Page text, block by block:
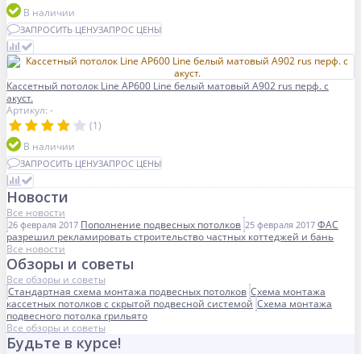
В наличии
ЗАПРОСИТЬ ЦЕНУЗАПРОС ЦЕНЫ
Кассетный потолок Line AP600 Line белый матовый А902 rus перф. с
акуст.
Артикул: -
(1)
В наличии
ЗАПРОСИТЬ ЦЕНУЗАПРОС ЦЕНЫ
Новости
Все новости
26 февраля 2017 Пополнение подвесных потолков 25 февраля 2017 ФАС
разрешил рекламировать строительство частных коттеджей и бань
Все новости
Обзоры и советы
Все обзоры и советы
Стандартная схема монтажа подвесных потолков Схема монтажа
кассетных потолков с скрытой подвесной системой Схема монтажа
подвесного потолка грильято
Все обзоры и советы
Будьте в курсе!